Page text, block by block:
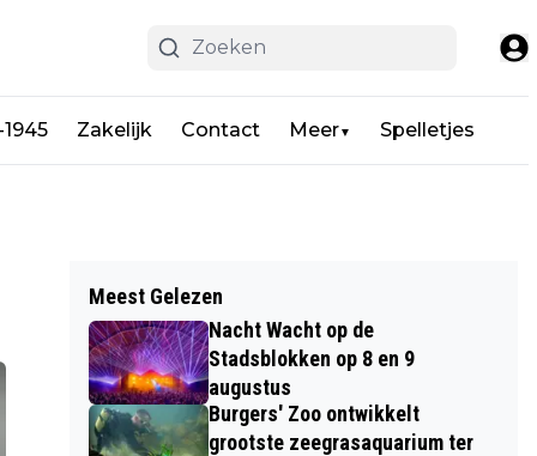
Zakelijk Contact Meer▼ Spelletjes
Meest Gelezen
Nacht Wacht op de
Stadsblokken op 8 en 9
augustus
Burgers' Zoo ontwikkelt
grootste zeegrasaquarium ter